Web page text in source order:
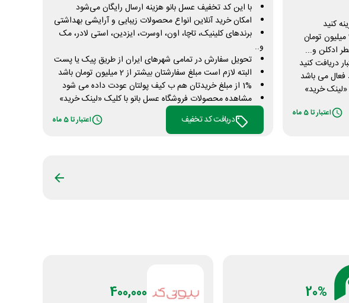
کنید
ادکلن و...
فعال می باشد
خرید»
اعتبار تا 5 ماه
با این کد تخفیف عسل بانو هزینه ارسال رایگان می‌شود
امکان خرید آنلاین انواع محصولات زیبایی و آرایشی بهداشتی
برندهای کلینیک، تاچا، اون، اوسرت، ایزدین، استی لادر، مک
و..
تحویل سفارش در تمامی شهرهای ایران از طریق پیک یا پست
البته لازم است مبلغ سفارشتان بیشتر از 2 میلیون تومان باشد
1% از مبلغ خریدتان هم ب کیف پولتان عودت داده می شود
مشاهده محصولات فروشگاه عسل بانو با کلیک «لینک خرید»
دریافت کد تخفیف
اعتبار تا 5 ماه
20%
400,000